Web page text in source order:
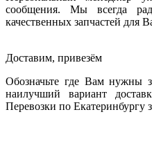
сообщения. Мы всегда
качественных запчастей для
Доставим, привезём
Обозначьте где Вам нужны
наилучший вариант
Перевозки по Екатеринбургу